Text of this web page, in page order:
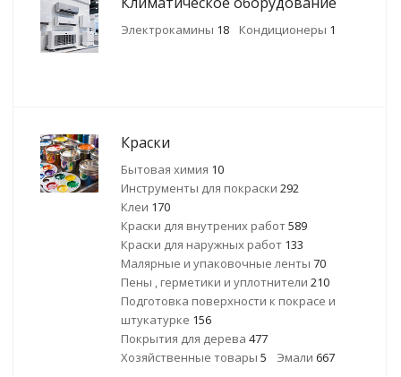
Электрокамины 18 Кондиционеры 1
Краски
Бытовая химия 10
Инструменты для покраски 292
Клеи 170
Краски для внутрених работ589
Краски для наружных работ 133
Малярные и упаковочные ленты 70
Пены , герметики и уплотнители 210
Подготовка поверхности к покрасе и
штукатурке 156
Покрытия для дерева 477
Хозяйственные товары 5 Эмали 667